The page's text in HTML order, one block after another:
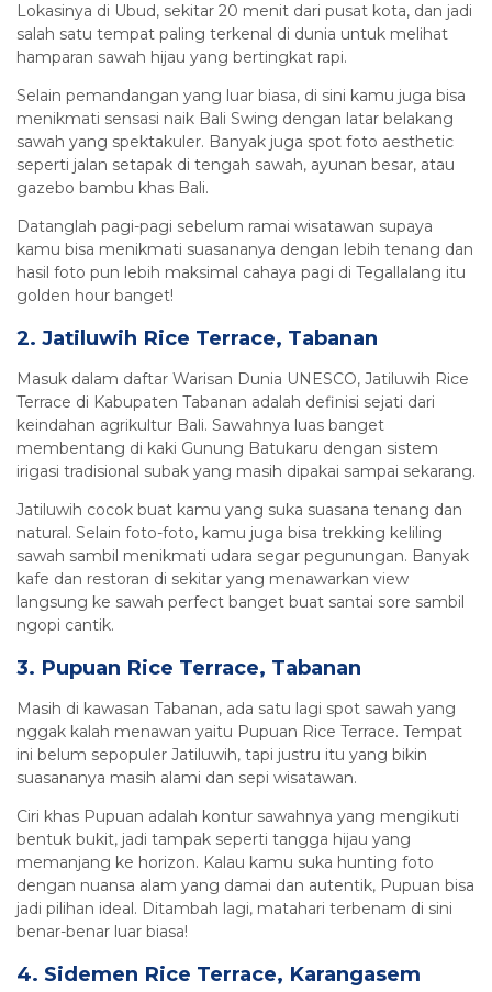
Lokasinya di Ubud, sekitar 20 menit dari pusat kota, dan jadi
salah satu tempat paling terkenal di dunia untuk melihat
hamparan sawah hijau yang bertingkat rapi.
Selain pemandangan yang luar biasa, di sini kamu juga bisa
menikmati sensasi naik Bali Swing dengan latar belakang
sawah yang spektakuler. Banyak juga spot foto aesthetic
seperti jalan setapak di tengah sawah, ayunan besar, atau
gazebo bambu khas Bali.
Datanglah pagi-pagi sebelum ramai wisatawan supaya
kamu bisa menikmati suasananya dengan lebih tenang dan
hasil foto pun lebih maksimal cahaya pagi di Tegallalang itu
golden hour banget!
2. Jatiluwih Rice Terrace, Tabanan
Masuk dalam daftar Warisan Dunia UNESCO, Jatiluwih Rice
Terrace di Kabupaten Tabanan adalah definisi sejati dari
keindahan agrikultur Bali. Sawahnya luas banget
membentang di kaki Gunung Batukaru dengan sistem
irigasi tradisional subak yang masih dipakai sampai sekarang.
Jatiluwih cocok buat kamu yang suka suasana tenang dan
natural. Selain foto-foto, kamu juga bisa trekking keliling
sawah sambil menikmati udara segar pegunungan. Banyak
kafe dan restoran di sekitar yang menawarkan view
langsung ke sawah perfect banget buat santai sore sambil
ngopi cantik.
3. Pupuan Rice Terrace, Tabanan
Masih di kawasan Tabanan, ada satu lagi spot sawah yang
nggak kalah menawan yaitu Pupuan Rice Terrace. Tempat
ini belum sepopuler Jatiluwih, tapi justru itu yang bikin
suasananya masih alami dan sepi wisatawan.
Ciri khas Pupuan adalah kontur sawahnya yang mengikuti
bentuk bukit, jadi tampak seperti tangga hijau yang
memanjang ke horizon. Kalau kamu suka hunting foto
dengan nuansa alam yang damai dan autentik, Pupuan bisa
jadi pilihan ideal. Ditambah lagi, matahari terbenam di sini
benar-benar luar biasa!
4. Sidemen Rice Terrace, Karangasem